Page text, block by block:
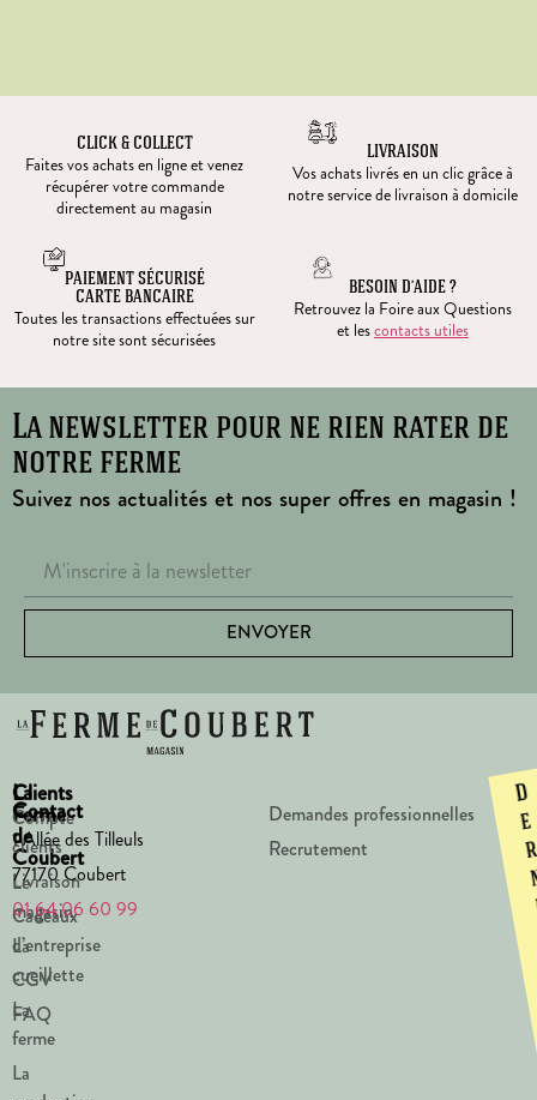
CLICK & COLLECT
Faites vos achats en ligne et venez
récupérer votre commande
directement au magasin
LIVRAISON
Vos achats livrés en un clic grâce à
notre service de livraison à domicile
PAIEMENT SÉCURISÉ
CARTE BANCAIRE
Toutes les transactions effectuées sur
notre site sont sécurisées
BESOIN D’AIDE ?
Retrouvez la Foire aux Questions
et lescontacts utiles
La newsletter pour ne rien rater de
notre ferme
Suivez nos actualités et nos super offres en magasin !
ENVOYER
La
Ferme
de
Coubert
Le
magasin
La
cueillette
La
ferme
La
Clients
Compte
clients
Livraison
Cadeaux
d’entreprise
CGV
FAQ
Contact
1 Allée des Tilleuls
77170 Coubert
01 64 06 60 99
Demandes professionnelles
Recrutement
D
e